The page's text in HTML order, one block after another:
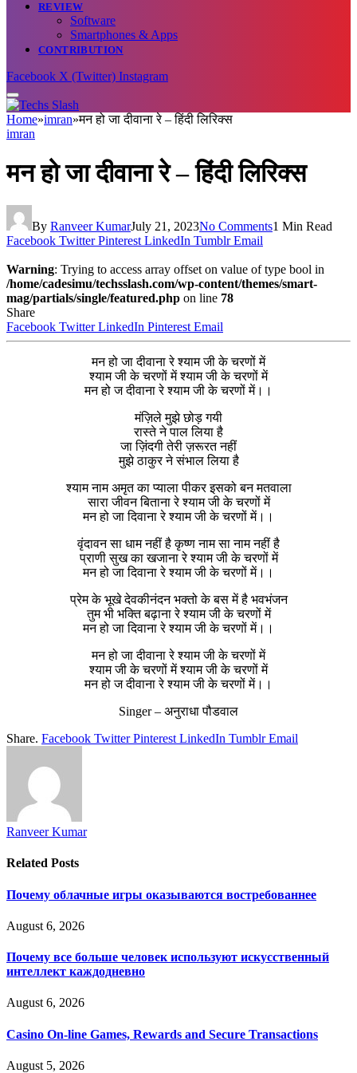
REVIEW
Software
Smartphones & Apps
CONTRIBUTION
Facebook X (Twitter) Instagram
Home»imran»मन हो जा दीवाना रे – हिंदी लिरिक्स
imran
मन हो जा दीवाना रे – हिंदी लिरिक्स
By Ranveer KumarJuly 21, 2023No Comments1 Min Read
Facebook Twitter Pinterest LinkedIn Tumblr Email
Warning: Trying to access array offset on value of type bool in
/home/cadesimu/techsslash.com/wp-content/themes/smart-
mag/partials/single/featured.php on line 78
Share
Facebook Twitter LinkedIn Pinterest Email
मन हो जा दीवाना रे श्याम जी के चरणों में
श्याम जी के चरणों में श्याम जी के चरणों में
मन हो ज दीवाना रे श्याम जी के चरणों में।।
मंज़िले मुझे छोड़ गयी
रास्ते ने पाल लिया है
जा ज़िंदगी तेरी ज़रूरत नहीं
मुझे ठाकुर ने संभाल लिया है
श्याम नाम अमृत का प्याला पीकर इसको बन मतवाला
सारा जीवन बिताना रे श्याम जी के चरणों में
मन हो जा दिवाना रे श्याम जी के चरणों में।।
वृंदावन सा धाम नहीं है कृष्ण नाम सा नाम नहीं है
प्राणी सुख का खजाना रे श्याम जी के चरणों में
मन हो जा दिवाना रे श्याम जी के चरणों में।।
प्रेम के भूखे देवकीनंदन भक्तो के बस में है भवभंजन
तुम भी भक्ति बढ़ाना रे श्याम जी के चरणों में
मन हो जा दिवाना रे श्याम जी के चरणों में।।
मन हो जा दीवाना रे श्याम जी के चरणों में
श्याम जी के चरणों में श्याम जी के चरणों में
मन हो ज दीवाना रे श्याम जी के चरणों में।।
Singer – अनुराधा पौडवाल
Share. Facebook Twitter Pinterest LinkedIn Tumblr Email
Ranveer Kumar
Related Posts
Почему облачные игры оказываются востребованнее
August 6, 2026
Почему все больше человек используют искусственный
интеллект каждодневно
August 6, 2026
Casino On-line Games, Rewards and Secure Transactions
August 5, 2026